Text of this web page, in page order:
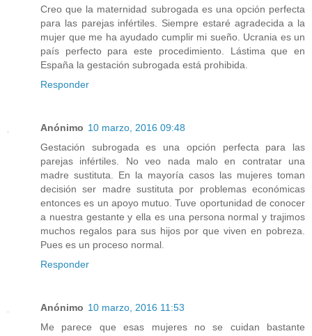
Creo que la maternidad subrogada es una opción perfecta
para las parejas infértiles. Siempre estaré agradecida a la
mujer que me ha ayudado cumplir mi sueño. Ucrania es un
país perfecto para este procedimiento. Lástima que en
España la gestación subrogada está prohibida.
Responder
Anónimo 10 marzo, 2016 09:48
Gestación subrogada es una opción perfecta para las
parejas infértiles. No veo nada malo en contratar una
madre sustituta. En la mayoría casos las mujeres toman
decisión ser madre sustituta por problemas económicas
entonces es un apoyo mutuo. Tuve oportunidad de conocer
a nuestra gestante y ella es una persona normal y trajimos
muchos regalos para sus hijos por que viven en pobreza.
Pues es un proceso normal.
Responder
Anónimo 10 marzo, 2016 11:53
Me parece que esas mujeres no se cuidan bastante